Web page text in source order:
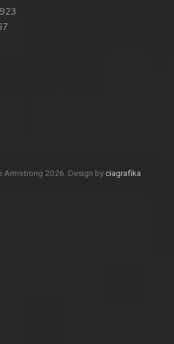
Armstrong 2026. Design byciagrafika